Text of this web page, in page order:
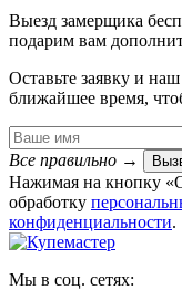
Выезд замерщика
подарим вам
Оставьте заявку и
ближайшее время,
Все правильно →
Нажимая на кнопку
обработку
конфиденциальности.
Мы в соц. сетях: